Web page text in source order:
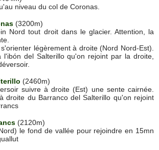
niveau du col de Coronas.
(3200m)
Nord tout droit dans le glacier. Attention, la
légèrement à droite (Nord Nord-Est).
l'ibón del Salterillo qu'on rejoint par la droite,
(2460m)
suivre à droite (Est) une sente cairnée.
droite du Barranco del Salterillo qu'on rejoint
(2120m)
le fond de vallée pour rejoindre en 15mn